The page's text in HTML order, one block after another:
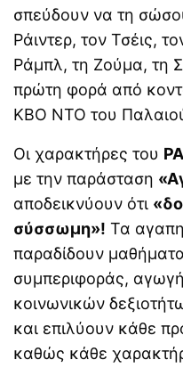
σπεύδουν να τη
Ράιντερ, τον Τσέις,
Ράμπλ, τη Ζούμα, τη
πρώτη φορά από
ΚΒΟ ΝΤΟ του
Οι χαρακτήρες του
με την παράσταση
αποδεικνύουν ότι
σύσσωμη»! Τα
παραδίδουν
συμπεριφοράς,
κοινωνικών
και επιλύουν κάθε
καθώς κάθε